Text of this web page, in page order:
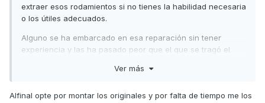
extraer esos rodamientos si no tienes la habilidad necesaria
o los útiles adecuados.
Alguno se ha embarcado en esa reparación sin tener
experiencia y las ha pasado peor que el que se tragó el
Ver más
Alfinal opte por montar los originales y por falta de tiempo me los